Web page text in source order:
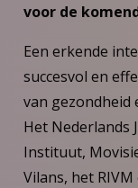
voor de
Een erkende
succesvol en
van gezondheid
Het Nederlands
Instituut,
Vilans, het